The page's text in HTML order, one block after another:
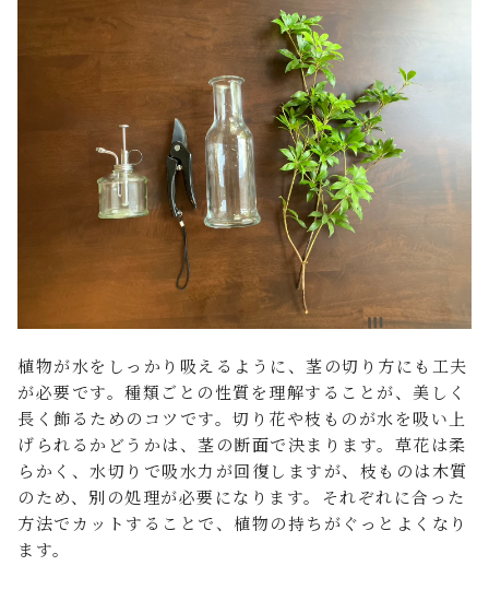
植物が水をしっかり吸えるように、茎の切り方にも工夫
が必要です。種類ごとの性質を理解することが、美しく
長く飾るためのコツです。切り花や枝ものが水を吸い上
げられるかどうかは、茎の断面で決まります。草花は柔
らかく、水切りで吸水力が回復しますが、枝ものは木質
のため、別の処理が必要になります。それぞれに合った
方法でカットすることで、植物の持ちがぐっとよくなり
ます。